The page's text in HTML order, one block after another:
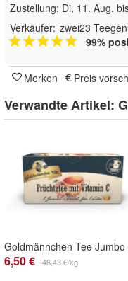
Zustellung: Di, 11. Aug.
Verkäufer: zwei23
99%
Merken Preis
Verwandte Artikel:
6,50 € 46,43 €/kg